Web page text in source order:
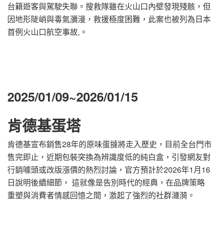
台籍遊客與駕駛失聯。搜救隊雖在火山口內壁發現殘骸，但
因地形陡峭與毒氣瀰漫，救援極度困難，此案也被列為日本
首例火山口航空事故,。
2025/01/09~2026/01/15
肯德基蛋塔
肯德基宣布銷售28年的原味蛋撻將走入歷史，目前全台門市
售完即止，近期包裝突換為辨識度低的純白盒，引發網友對
行銷噱頭或改版漲價的熱烈討論，官方預計於2026年1月16
日說明後續細節， 這就像是告別時代的經典，在品牌策略
重塑與消費者情感回憶之間，激起了強烈的社群漣漪。